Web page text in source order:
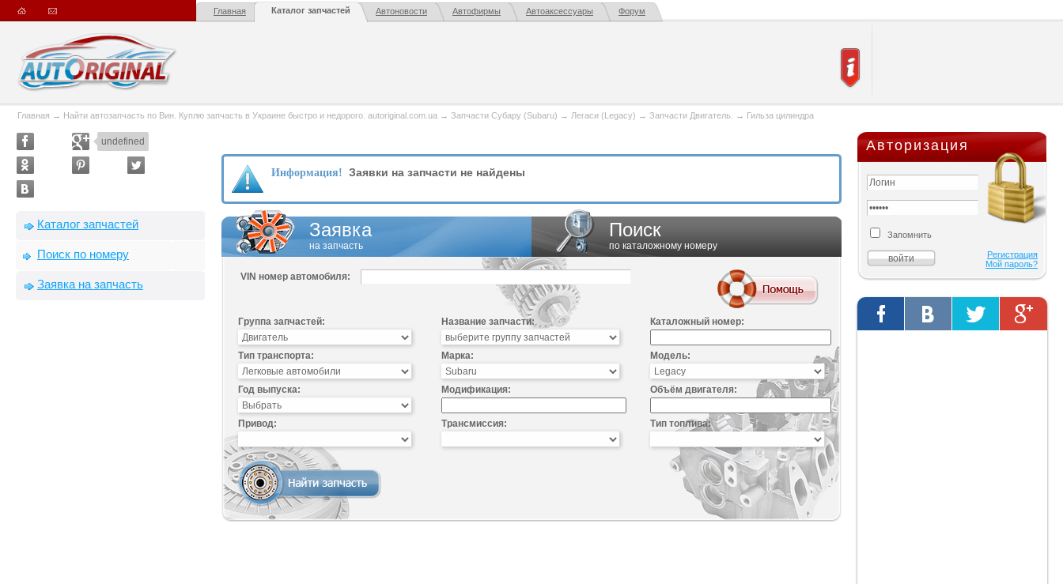
Главная Каталог запчастей Автоновости Автофирмы Автоаксессуары Форум
Главная → Найти автозапчасть по Вин. Куплю запчасть в Украине быстро и недорого. autoriginal.com.ua → Запчасти Субару (Subaru) → Легаси (Legacy) → Запчасти Двигатель. → Гильза цилиндра
undefined
Каталог запчастей
Поиск по номеру
Заявка на запчасть
Информация! Заявки на запчасти не найдены
Заявка
на запчасть
Поиск
по каталожному номеру
VIN номер автомобиля:
Группа запчастей: Название запчасти: Каталожный номер:
Тип транспорта: Марка: Модель:
Год выпуска: Модификация: Объём двигателя:
Привод: Трансмиссия: Тип топлива:
Авторизация
Запомнить
Регистрация
Мой пароль?